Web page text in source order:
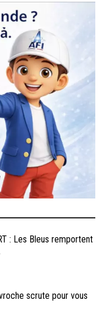
: Les Bleus remportent
scrute pour vous